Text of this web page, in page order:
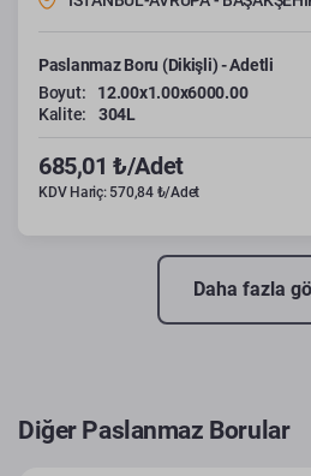
Paslanmaz Boru (Dikişli) - Adetli
Boyut:
12.00x1.00x6000.00
Kalite:
304L
685,01 ₺/Adet
KDV Hariç: 570,84 ₺/Adet
Daha fazla
Diğer Paslanmaz Borular